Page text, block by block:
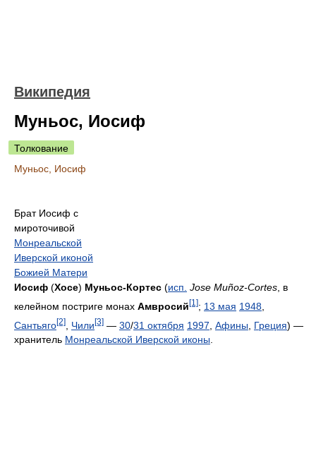
Википедия
Муньос, Иосиф
Толкование
Муньос, Иосиф
Брат Иосиф с
мироточивой
Монреальской
Иверской иконой
Божией Матери
Иосиф (Хосе) Муньос-Кортес (исп. Jose Muñoz-Cortes , в
келейном постриге монах Амвросий[1]; 13 мая 1948
Сантьяго[2] Чили[3] — 30/31 октября 1997 Афины Греция) —
хранитель Монреальской Иверской иконы.